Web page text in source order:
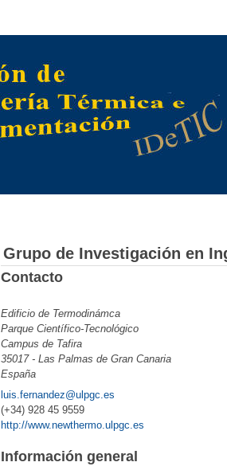
Grupo de Investigación en
Contacto
Edificio de Termodinámca
Parque Científico-Tecnológico
Campus de Tafira
35017 - Las Palmas de Gran Canaria
España
luis.fernandez@ulpgc.es
(+34) 928 45 9559
http://www.newthermo.ulpgc.es
Información general